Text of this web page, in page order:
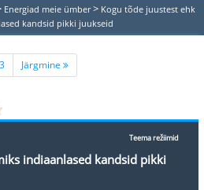
Energiad meie ümber > Kogu tõde juustest ehk
kandsid pikki juukseid
3 Järgmine
Teema režiimid
indiaanlased kandsid pikki